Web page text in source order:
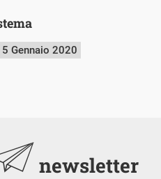
Gennaio 2020
newsletter